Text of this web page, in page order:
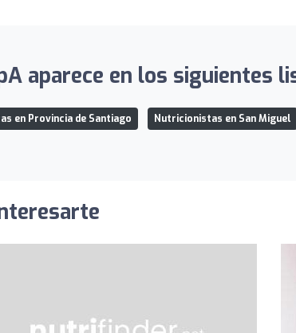
aparece en los siguientes
en Provincia de Santiago Nutricionistas en San Miguel